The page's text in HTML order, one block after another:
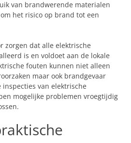
van brandwerende materialen
het risico op brand tot een
zorgen dat alle elektrische
is en voldoet aan de lokale
fouten kunnen niet alleen
maar ook brandgevaar
van elektrische
mogelijke problemen vroegtijdig